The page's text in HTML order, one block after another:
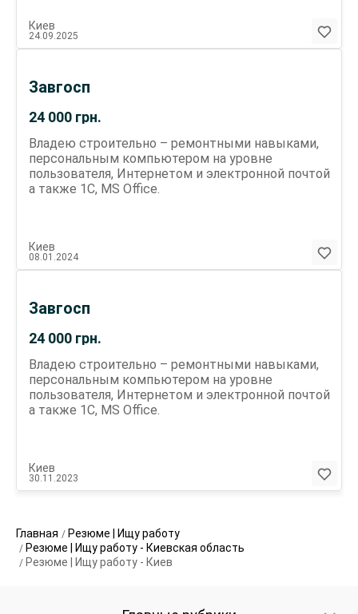
Киев
24.09.2025
24 000 грн.
Завгосп
Владею строительно – ремонтными навыками,
персональным компьютером на уровне
пользователя, Интернетом и электронной почтой
а также 1С, MS Office.
Киев
08.01.2024
24 000 грн.
Завгосп
Владею строительно – ремонтными навыками,
персональным компьютером на уровне
пользователя, Интернетом и электронной почтой
а также 1С, MS Office.
Киев
30.11.2023
Главная
Резюме | Ищу работу
Резюме | Ищу работу - Киевская область
Резюме | Ищу работу - Киев